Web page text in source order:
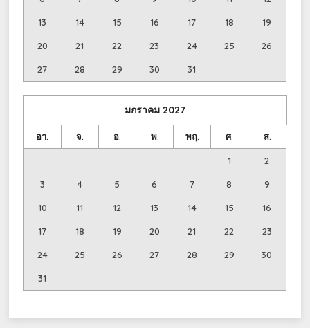
13 14 15 16 17 18 19
20 21 22 23 24 25 26
27 28 29 30 31
มกราคม 2027
อา. จ. อ. พ. พฤ. ศ. ส.
1 2
3 4 5 6 7 8 9
10 11 12 13 14 15 16
17 18 19 20 21 22 23
24 25 26 27 28 29 30
31